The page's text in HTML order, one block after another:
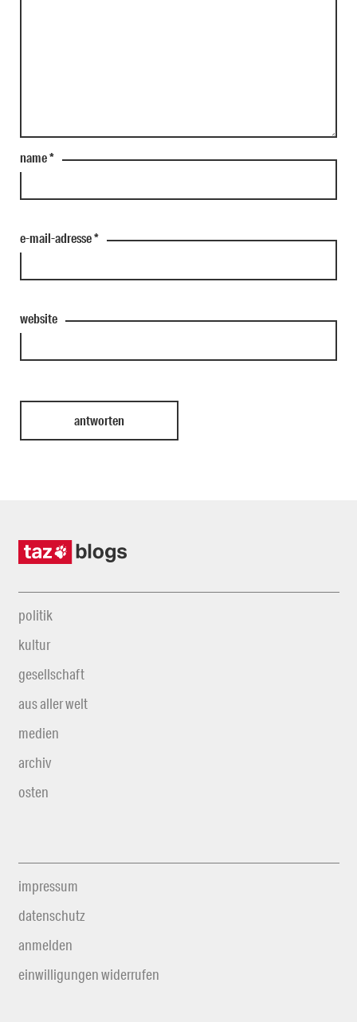
name*
e-mail-adresse*
website
politik
kultur
gesellschaft
aus aller welt
medien
archiv
osten
impressum
datenschutz
anmelden
einwilligungen widerrufen